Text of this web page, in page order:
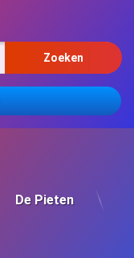
De Pieten